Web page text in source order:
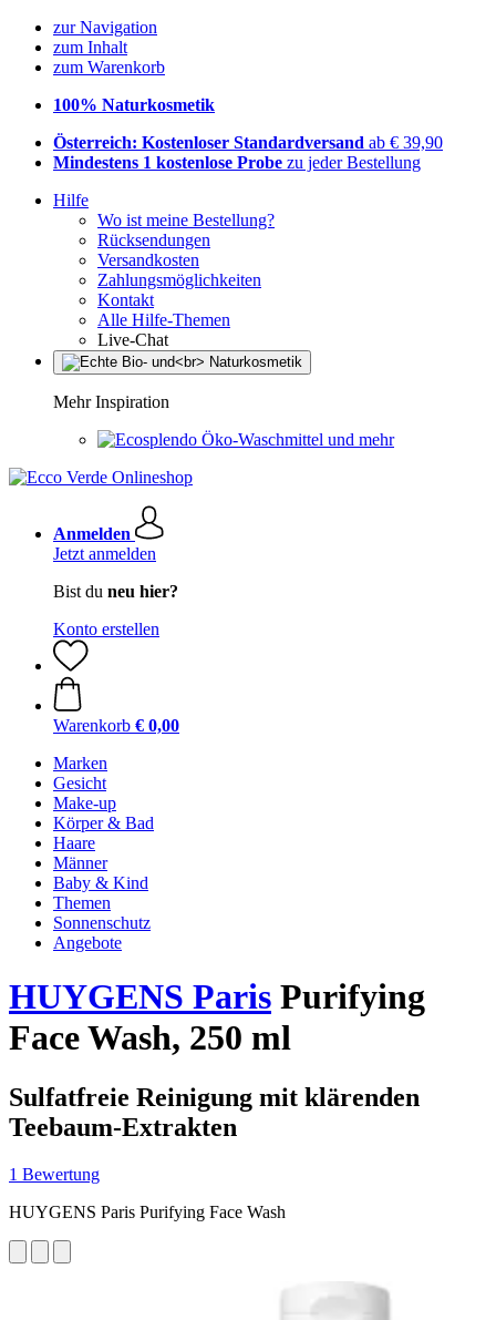
zur Navigation
zum Inhalt
zum Warenkorb
100% Naturkosmetik
Österreich: Kostenloser Standardversand ab € 39,90
Mindestens 1 kostenlose Probe zu jeder Bestellung
Hilfe
Wo ist meine Bestellung?
Rücksendungen
Versandkosten
Zahlungsmöglichkeiten
Kontakt
Alle Hilfe-Themen
Live-Chat
Mehr Inspiration
Öko-Waschmittel und mehr
Anmelden
Jetzt anmelden
Bist du neu hier?
Konto erstellen
Warenkorb € 0,00
Marken
Gesicht
Make-up
Körper & Bad
Haare
Männer
Baby & Kind
Themen
Sonnenschutz
Angebote
HUYGENS Paris Purifying
Face Wash, 250 ml
Sulfatfreie Reinigung mit klärenden
Teebaum-Extrakten
1 Bewertung
HUYGENS Paris Purifying Face Wash